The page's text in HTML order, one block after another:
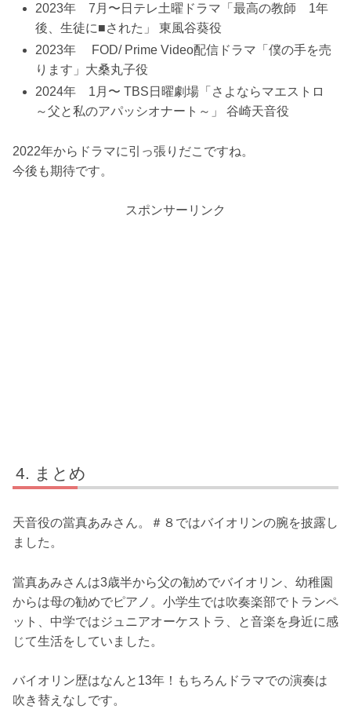
2023年 7月〜日テレ土曜ドラマ「最高の教師 1年
後、生徒に■された」 東風谷葵役
2023年 FOD/ Prime Video配信ドラマ「僕の手を売
ります」大桑丸子役
2024年 1月〜 TBS日曜劇場「さよならマエストロ
～父と私のアパッシオナート～」 谷崎天音役
2022年からドラマに引っ張りだこですね。
今後も期待です。
スポンサーリンク
まとめ
天音役の當真あみさん。＃８ではバイオリンの腕を披露し
ました。
當真あみさんは3歳半から父の勧めでバイオリン、幼稚園
からは母の勧めでピアノ。小学生では吹奏楽部でトランペ
ット、中学ではジュニアオーケストラ、と音楽を身近に感
じて生活をしていました。
バイオリン歴はなんと13年！もちろんドラマでの演奏は
吹き替えなしです。